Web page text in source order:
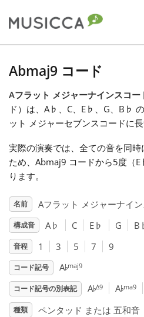
Български
English
Español
Français
Abmaj9 コード
Aフラット メジャーナインスコー
ド）は、A♭ 、C、E ♭ 、G、B ♭
ット メジャーセブンスコードに
実際の演奏では、全ての音を同
ため、Abmaj9 コードから5度（E
ります。
名前 Aフラット メジャーナイ
構成音 A♭ C E ♭ G B
音程 1 3 5 7 9
コード記号 A♭maj9
コード記号の別表記 A♭Δ9 A♭ma9
種類 ペンタッド または 五和音